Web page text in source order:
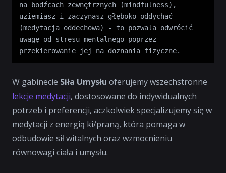
na bodźcach zewnętrznych (mindfulness),
uziemiasz i zaczynasz głęboko oddychać
(medytacja oddechowa) - to pozwala odwrócić
uwagę od stresu mentalnego poprzez
przekierowanie jej na doznania fizyczne.
W gabinecie Siła Umysłu oferujemy wszechstronne
lekcje medytacji, dostosowane do indywidualnych
potrzeb i preferencji, aczkolwiek specjalizujemy się w
medytacji z energią ki/praną, która pomaga w
odbudowie sił witalnych oraz wzmocnieniu
równowagi ciała i umysłu.